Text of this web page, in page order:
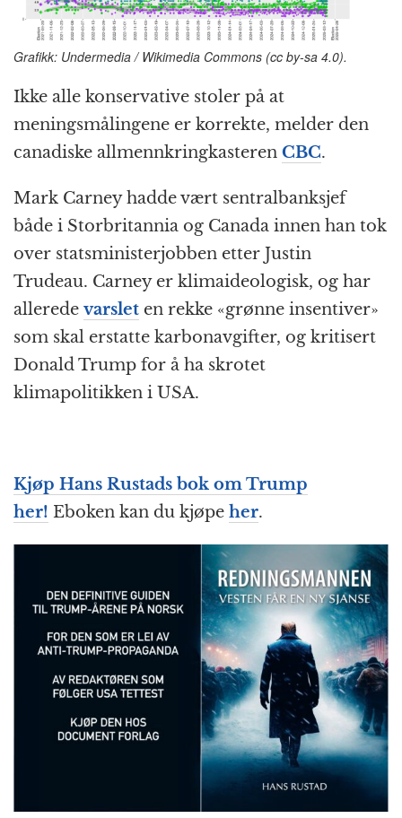
Grafikk: Undermedia / Wikimedia Commons (cc by-sa 4.0).
Ikke alle konservative stoler på at
meningsmålingene er korrekte, melder den
canadiske allmennkringkasteren CBC.
Mark Carney hadde vært sentralbanksjef
både i Storbritannia og Canada innen han tok
over statsministerjobben etter Justin
Trudeau. Carney er klimaideologisk, og har
allerede varslet en rekke «grønne insentiver»
som skal erstatte karbonavgifter, og kritisert
Donald Trump for å ha skrotet
klimapolitikken i USA.
Kjøp Hans Rustads bok om Trump
her! Eboken kan du kjøpe her.